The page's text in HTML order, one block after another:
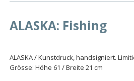
ALASKA: Fishing
ALASKA / Kunstdruck, handsigniert.
Grösse: Höhe 61 / Breite 21 cm